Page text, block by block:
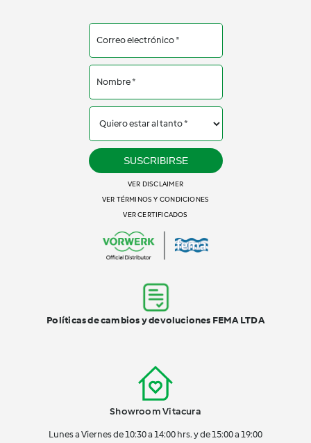
Showroom Vitacura
Lunes a Viernes de 10:30 a 14:00 hrs. y de 15:00 a 19:00
SUSCRIBIRSE
VER DISCLAIMER
VER TÉRMINOS Y CONDICIONES
VER CERTIFICADOS
Políticas de cambios y devoluciones FEMA LTDA